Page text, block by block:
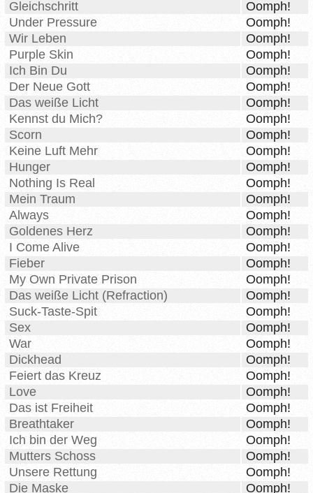
Gleichschritt
Oomph!
Under Pressure
Oomph!
Wir Leben
Oomph!
Purple Skin
Oomph!
Ich Bin Du
Oomph!
Der Neue Gott
Oomph!
Das weiße Licht
Oomph!
Kennst du Mich?
Oomph!
Scorn
Oomph!
Keine Luft Mehr
Oomph!
Hunger
Oomph!
Nothing Is Real
Oomph!
Mein Traum
Oomph!
Always
Oomph!
Goldenes Herz
Oomph!
I Come Alive
Oomph!
Fieber
Oomph!
My Own Private Prison
Oomph!
Das weiße Licht (Refraction)
Oomph!
Suck-Taste-Spit
Oomph!
Sex
Oomph!
War
Oomph!
Dickhead
Oomph!
Feiert das Kreuz
Oomph!
Love
Oomph!
Das ist Freiheit
Oomph!
Breathtaker
Oomph!
Ich bin der Weg
Oomph!
Mutters Schoss
Oomph!
Unsere Rettung
Oomph!
Die Maske
Oomph!